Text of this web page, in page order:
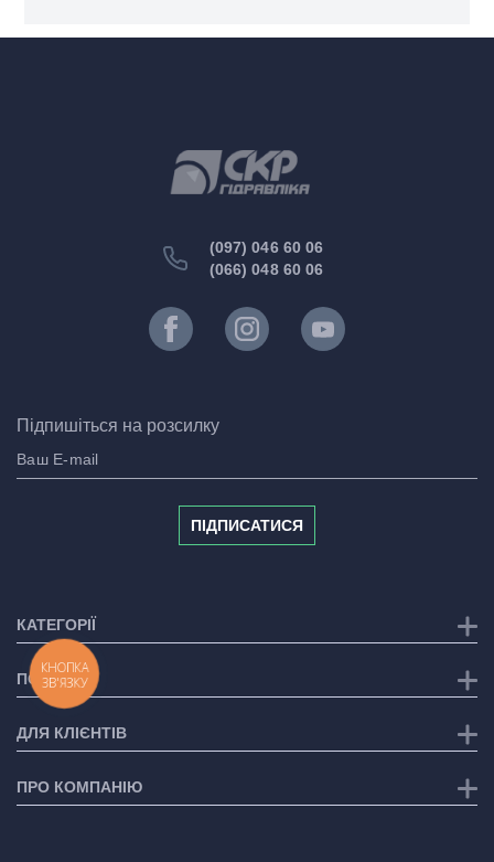
(097) 046 60 06
(066) 048 60 06
Підпишіться на розсилку
ПІДПИСАТИСЯ
КАТЕГОРІЇ
ПОСЛУГИ
ДЛЯ КЛІЄНТІВ
ПРО КОМПАНІЮ
КНОПКА
ЗВ'ЯЗКУ